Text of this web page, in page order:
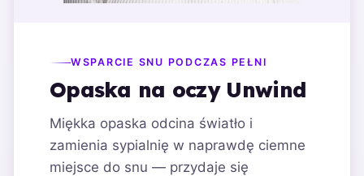
WSPARCIE SNU PODCZAS PEŁNI
Opaska na oczy Unwind
Miękka opaska odcina światło i
zamienia sypialnię w naprawdę ciemne
miejsce do snu — przydaje się